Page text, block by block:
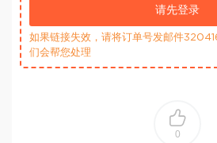
请先登录
如果链接失效，请将订单号发邮件
们会帮您处理
0